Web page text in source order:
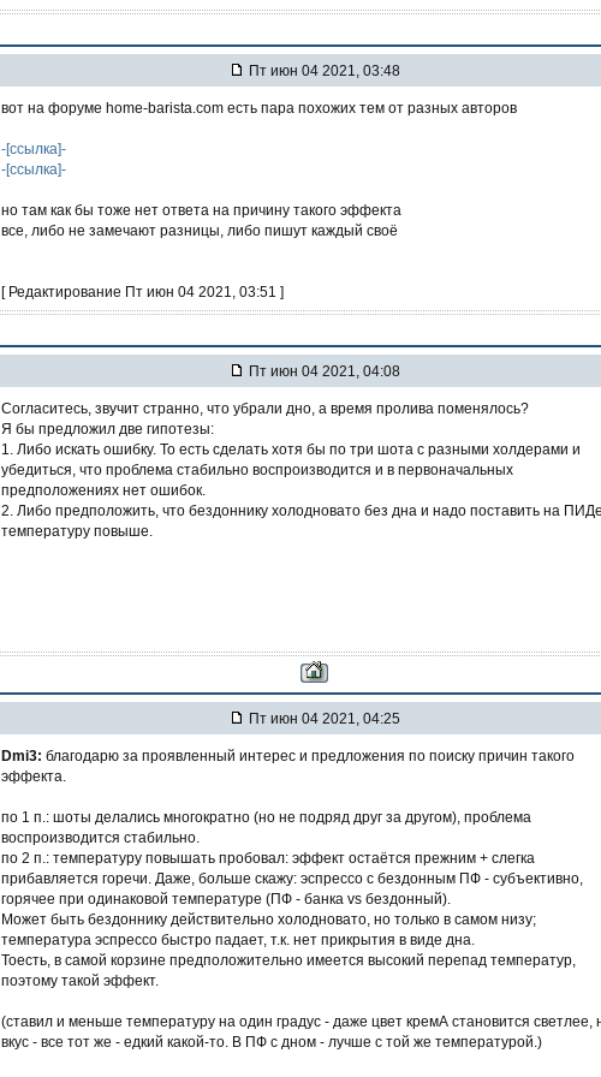
Пт июн 04 2021, 03:48
вот на форуме home-barista.com есть пара похожих тем от разных авторов
-[ссылка]-
-[ссылка]-
но там как бы тоже нет ответа на причину такого эффекта
все, либо не замечают разницы, либо пишут каждый своё
[ Редактирование Пт июн 04 2021, 03:51 ]
Пт июн 04 2021, 04:08
Согласитесь, звучит странно, что убрали дно, а время пролива поменялось?
Я бы предложил две гипотезы:
1. Либо искать ошибку. То есть сделать хотя бы по три шота с разными холдерами и
убедиться, что проблема стабильно воспроизводится и в первоначальных
предположениях нет ошибок.
2. Либо предположить, что бездоннику холодновато без дна и надо поставить на
температуру повыше.
Пт июн 04 2021, 04:25
Dmi3: благодарю за проявленный интерес и предложения по поиску причин такого
эффекта.
по 1 п.: шоты делались многократно (но не подряд друг за другом), проблема
воспроизводится стабильно.
по 2 п.: температуру повышать пробовал: эффект остаётся прежним + слегка
прибавляется горечи. Даже, больше скажу: эспрессо с бездонным ПФ - субъективно,
горячее при одинаковой температуре (ПФ - банка vs бездонный).
Может быть бездоннику действительно холодновато, но только в самом низу;
температура эспрессо быстро падает, т.к. нет прикрытия в виде дна.
Тоесть, в самой корзине предположительно имеется высокий перепад температур,
поэтому такой эффект.
(ставил и меньше температуру на один градус - даже цвет кремА становится светлее,
вкус - все тот же - едкий какой-то. В ПФ с дном - лучше с той же температурой.)